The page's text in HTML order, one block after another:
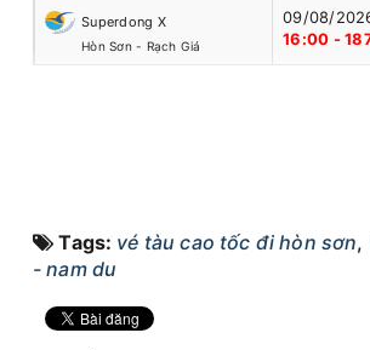
Superdong X
Hòn Sơn - Rạch Giá
09/08/
16:00 -
Tags: vé tàu cao tốc đi hòn sơn,
- nam du